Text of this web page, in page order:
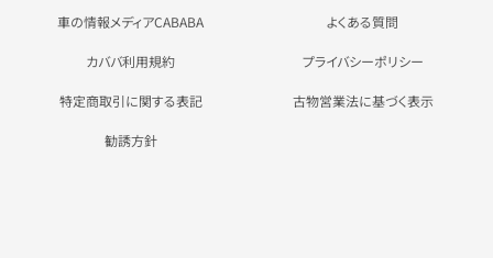
車の情報メディアCABABA よくある質問
カババ利用規約 プライバシーポリシー
特定商取引に関する表記 古物営業法に基づく表示
勧誘方針